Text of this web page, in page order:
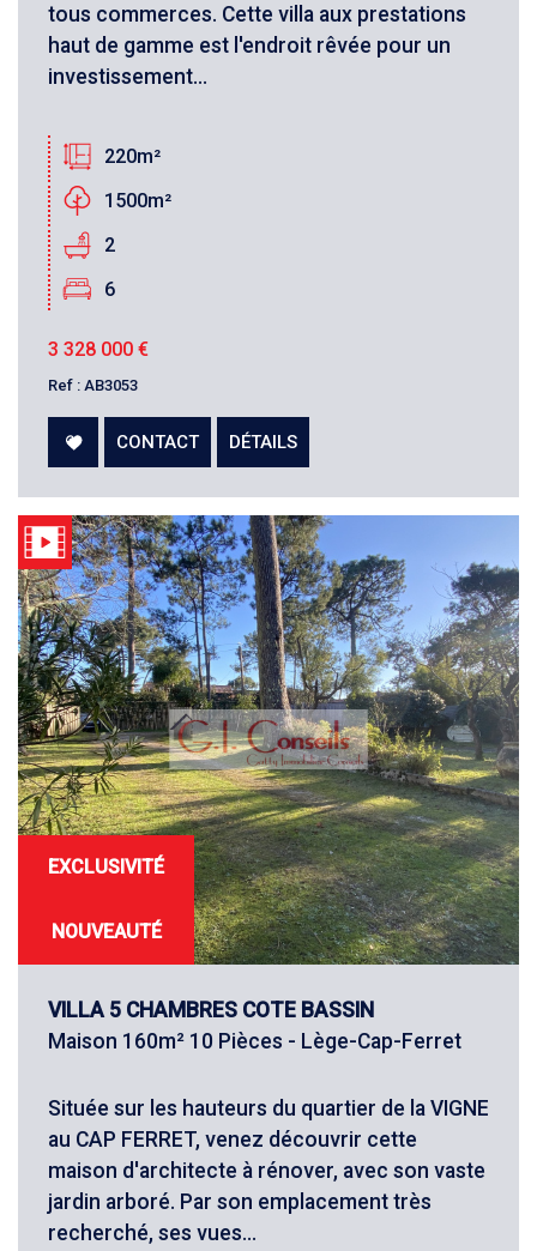
tous commerces. Cette villa aux prestations
haut de gamme est l'endroit rêvée pour un
investissement...
220m²
1500m²
2
6
3 328 000 €
Ref : AB3053
CONTACT DÉTAILS
EXCLUSIVITÉ
NOUVEAUTÉ
VILLA 5 CHAMBRES COTE BASSIN
Maison 160m² 10 Pièces - Lège-Cap-Ferret
Située sur les hauteurs du quartier de la VIGNE
au CAP FERRET, venez découvrir cette
maison d'architecte à rénover, avec son vaste
jardin arboré. Par son emplacement très
recherché, ses vues...